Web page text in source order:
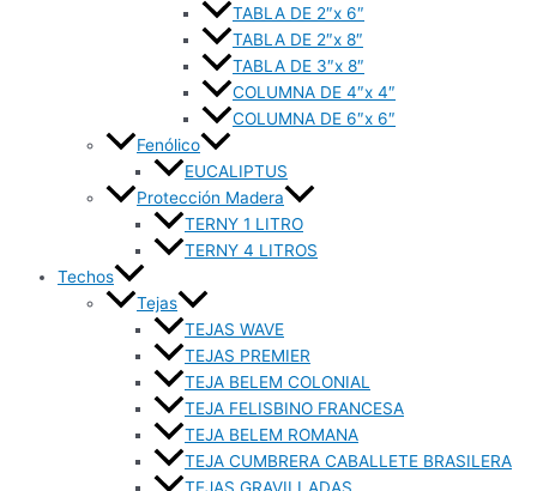
TABLA DE 2″x 6″
TABLA DE 2″x 8″
TABLA DE 3″x 8″
COLUMNA DE 4″x 4″
COLUMNA DE 6″x 6″
Fenólico
EUCALIPTUS
Protección Madera
TERNY 1 LITRO
TERNY 4 LITROS
Techos
Tejas
TEJAS WAVE
TEJAS PREMIER
TEJA BELEM COLONIAL
TEJA FELISBINO FRANCESA
TEJA BELEM ROMANA
TEJA CUMBRERA CABALLETE BRASILERA